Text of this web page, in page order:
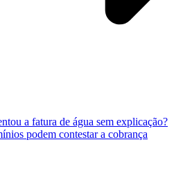
a fatura de água sem explicação?
podem contestar a cobrança